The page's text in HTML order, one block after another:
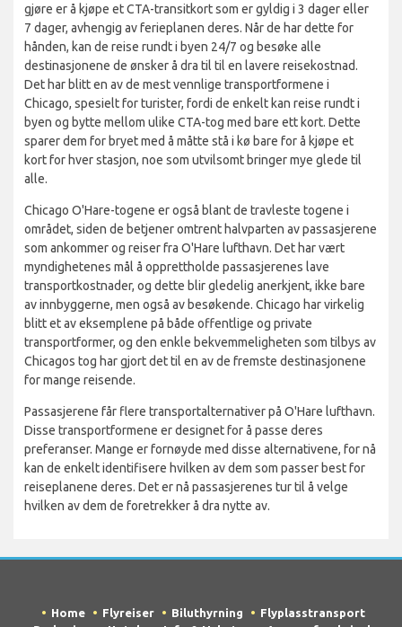
gjøre er å kjøpe et CTA-transitkort som er gyldig i 3 dager eller
7 dager, avhengig av ferieplanen deres. Når de har dette for
hånden, kan de reise rundt i byen 24/7 og besøke alle
destinasjonene de ønsker å dra til til en lavere reisekostnad.
Det har blitt en av de mest vennlige transportformene i
Chicago, spesielt for turister, fordi de enkelt kan reise rundt i
byen og bytte mellom ulike CTA-tog med bare ett kort. Dette
sparer dem for bryet med å måtte stå i kø bare for å kjøpe et
kort for hver stasjon, noe som utvilsomt bringer mye glede til
alle.
Chicago O'Hare-togene er også blant de travleste togene i
området, siden de betjener omtrent halvparten av passasjerene
som ankommer og reiser fra O'Hare lufthavn. Det har vært
myndighetenes mål å opprettholde passasjerenes lave
transportkostnader, og dette blir gledelig anerkjent, ikke bare
av innbyggerne, men også av besøkende. Chicago har virkelig
blitt et av eksemplene på både offentlige og private
transportformer, og den enkle bekvemmeligheten som tilbys av
Chicagos tog har gjort det til en av de fremste destinasjonene
for mange reisende.
Passasjerene får flere transportalternativer på O'Hare lufthavn.
Disse transportformene er designet for å passe deres
preferanser. Mange er fornøyde med disse alternativene, for nå
kan de enkelt identifisere hvilken av dem som passer best for
reiseplanene deres. Det er nå passasjerenes tur til å velge
hvilken av dem de foretrekker å dra nytte av.
Home Flyreiser Biluthyrning
Flyplasstransport